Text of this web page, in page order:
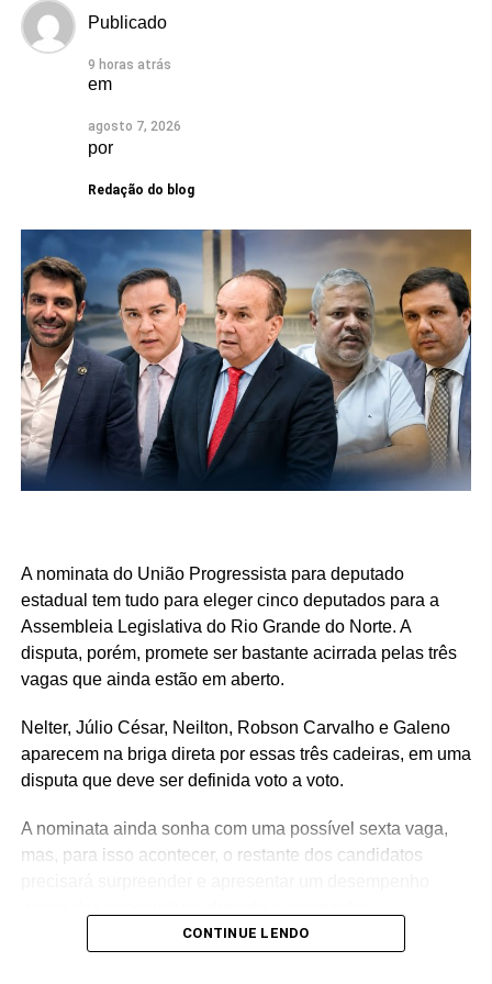
Publicado
9 horas atrás
em
agosto 7, 2026
por
Redação do blog
A nominata do União Progressista para deputado
estadual tem tudo para eleger cinco deputados para a
Assembleia Legislativa do Rio Grande do Norte. A
disputa, porém, promete ser bastante acirrada pelas três
vagas que ainda estão em aberto.
Nelter, Júlio César, Neilton, Robson Carvalho e Galeno
aparecem na briga direta por essas três cadeiras, em uma
disputa que deve ser definida voto a voto.
A nominata ainda sonha com uma possível sexta vaga,
mas, para isso acontecer, o restante dos candidatos
Teoricamente, Kleber Rodrigues e Cinthia, esposa de
CONTINUE LENDO